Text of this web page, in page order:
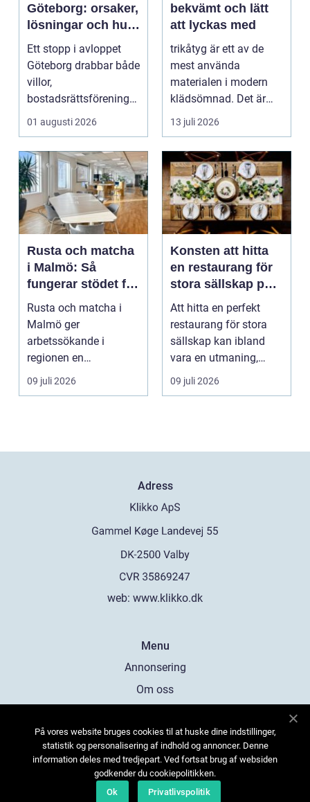
Göteborg: orsaker,
lösningar och hur
problem kan
undvikas
Ett stopp i avloppet
Göteborg drabbar både
villor,
bostadsrättsföreningar
och h...
01 augusti 2026
bekvämt och lätt
att lyckas med
trikåtyg är ett av de
mest använda
materialen i modern
klädsömnad. Det är
mjukt, elastiskt och
formb...
13 juli 2026
Rusta och matcha
i Malmö: Så
fungerar stödet för
dig som söker
jobb
Rusta och matcha i
Malmö ger
arbetssökande i
regionen en
strukturerad och
personlig vä...
09 juli 2026
Konsten att hitta
en restaurang för
stora sällskap på
Östermalm i
Stockholm
Att hitta en perfekt
restaurang för stora
sällskap kan ibland
vara en utmaning,
särsk...
09 juli 2026
Adress
web: www.klikko.dk
Menu
Annonsering
Om oss
Kontakta oss
Sitemap
På vores website bruges cookies til at huske dine indstillinger,
statistik og personalisering af indhold og annoncer. Denne
information deles med tredjepart. Ved fortsat brug af websiden
godkender du cookiepolitikken.
Ok
Privatlivspolitik